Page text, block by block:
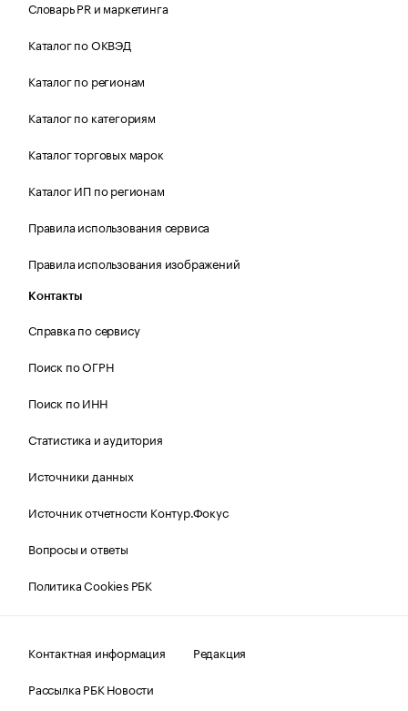
Словарь PR и маркетинга
Каталог по ОКВЭД
Каталог по регионам
Каталог по категориям
Каталог торговых марок
Каталог ИП по регионам
Правила использования сервиса
Правила использования изображений
Контакты
Справка по сервису
Поиск по ОГРН
Поиск по ИНН
Статистика и аудитория
Источники данных
Источник отчетности Контур.Фокус
Вопросы и ответы
Политика Cookies РБК
Контактная информация
Редакция
Рассылка РБК Новости